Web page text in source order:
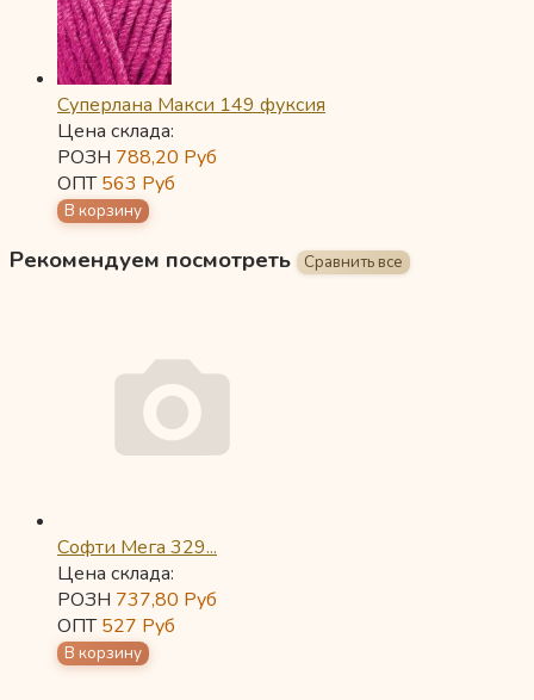
Суперлана Макси 149 фуксия
Цена склада:
РОЗН 788,20 Руб
ОПТ563 Руб
Рекомендуем посмотреть
Софти Мега 329...
Цена склада:
РОЗН 737,80 Руб
ОПТ527 Руб